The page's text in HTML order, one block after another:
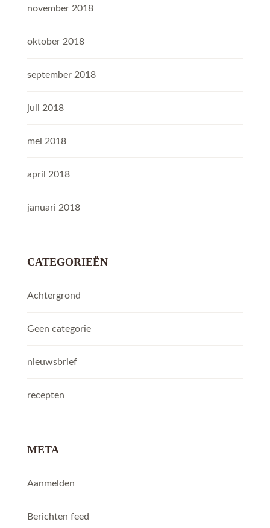
november 2018
oktober 2018
september 2018
juli 2018
mei 2018
april 2018
januari 2018
CATEGORIEËN
Achtergrond
Geen categorie
nieuwsbrief
recepten
META
Aanmelden
Berichten feed